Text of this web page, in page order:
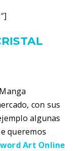
con sus
algunas
queremos
Art Online